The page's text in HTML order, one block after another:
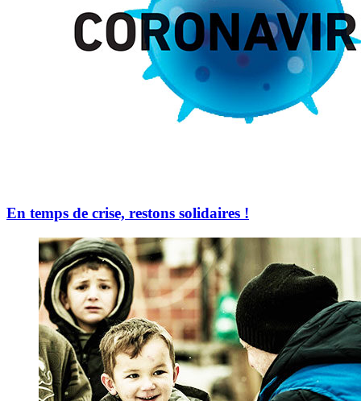
En temps de crise, restons solidaires !